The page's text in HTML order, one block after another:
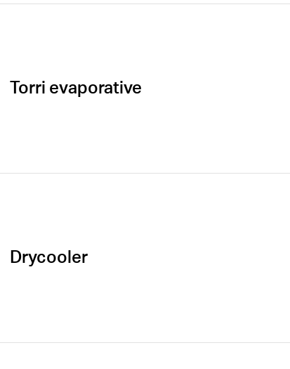
Torri evaporative
Drycooler